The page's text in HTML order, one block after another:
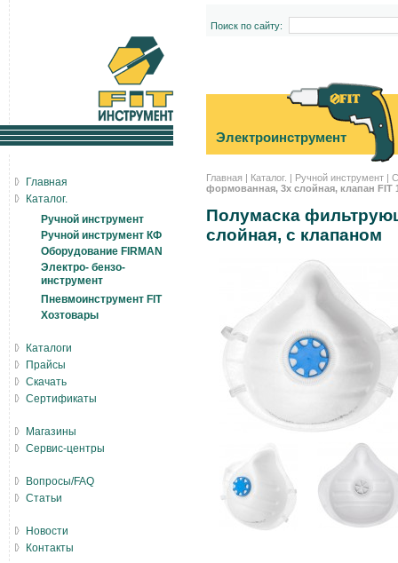
Поиск по сайту:
Электроинструмент
Главная | Каталог. | Ручной инструмент |
формованная, 3х слойная, клапан FIT
Полумаска
слойная, с клапаном
Главная
Каталог.
Ручной инструмент
Ручной инструмент КФ
Оборудование FIRMAN
Электро- бензо-
инструмент
Пневмоинструмент FIT
Хозтовары
Каталоги
Прайсы
Скачать
Сертификаты
Магазины
Сервис-центры
Вопросы/FAQ
Статьи
Новости
Контакты